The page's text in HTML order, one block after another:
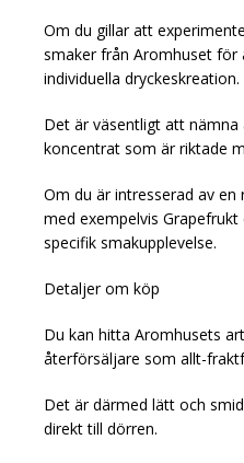
Om du gillar att
smaker från Aromhuset för
individuella dryckeskreation.
Det är väsentligt att
koncentrat som är riktade
Om du är intresserad av
med exempelvis
specifik smakupplevelse.
Detaljer om köp
Du kan hitta Aromhusets
återförsäljare som allt-
Det är därmed lätt och
direkt till dörren.